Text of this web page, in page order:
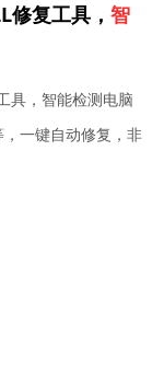
修复工具， 智
具，智能检测电脑
一键自动修复，非